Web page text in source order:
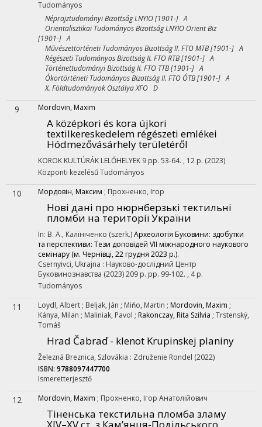
Tudományos
Néprajztudományi Bizottság I.NYIO [1901-] A
Orientalisztikai Tudományos Bizottság I.NYIO Orient Biz
[1901-] A
Művészettörténeti Tudományos Bizottság II. FTO MTB [1901-] A
Régészeti Tudományos Bizottság II. FTO RTB [1901-] A
Történettudományi Bizottság II. FTO TTB [1901-] A
Ókortörténeti Tudományos Bizottság II. FTO ÓTB [1901-] A
X. Földtudományok Osztálya XFO D
9 Mordovin, Maxim
A középkori és kora újkori
textilkereskedelem régészeti emlékei
Hódmezővásárhely területéről
KOROK KULTÚRÁK LELŐHELYEK 9 pp. 53-64. , 12 p. (2023)
Központi kezelésűTudományos
10 Мордовін, Максим ; Прохненко, Ігор
Нові дані про нюрнберзькі тектильні
пломби на території України
In: В. А., Калініченко (szerk.)Археологія Буковини: здобутки
та перспективи: Тези доповідей VІІ міжнародного наукового
семінару (м. Чернівці, 22 грудня 2023 р.).
Csernyivci, Ukrajna : Науково-дослідний Центр
Буковинознавства (2023)209 p. pp. 99-102. , 4 p.
Tudományos
11 Loydl, Albert ; Beljak, Ján ; Miňo, Martin ; Mordovin, Maxim ;
Kánya, Milan ; Maliniak, Pavol ; Rakonczay, Rita Szilvia ; Trstenský,
Tomáš
Hrad Čabraď - klenot Krupinskej planiny
Železná Breznica, Szlovákia : Združenie Rondel (2022)
ISBN: 9788097447700
Ismeretterjesztő
12 Mordovin, Maxim ; Прохненко, Ігор Анатолійович
Тіненська текстильна пломба зламу